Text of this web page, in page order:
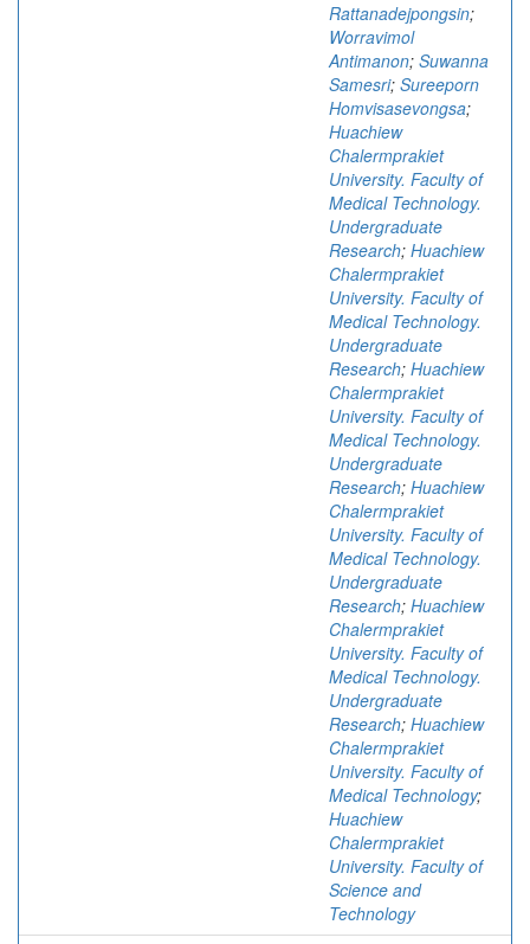
Rattanadejpongsin;
Worravimol
Antimanon; Suwanna
Samesri; Sureeporn
Homvisasevongsa;
Huachiew
Chalermprakiet
University. Faculty of
Medical Technology.
Undergraduate
Research; Huachiew
Chalermprakiet
University. Faculty of
Medical Technology.
Undergraduate
Research; Huachiew
Chalermprakiet
University. Faculty of
Medical Technology.
Undergraduate
Research; Huachiew
Chalermprakiet
University. Faculty of
Medical Technology.
Undergraduate
Research; Huachiew
Chalermprakiet
University. Faculty of
Medical Technology.
Undergraduate
Research; Huachiew
Chalermprakiet
University. Faculty of
Medical Technology;
Huachiew
Chalermprakiet
University. Faculty of
Science and
Technology